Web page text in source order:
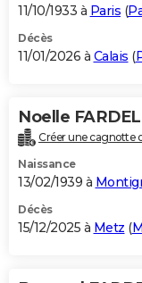
11/10/1933 à Paris (
Décès
11/01/2026 à Calais (
Noelle FARDEL
Créer une cagnotte
Naissance
13/02/1939 à
Décès
15/12/2025 à Metz (